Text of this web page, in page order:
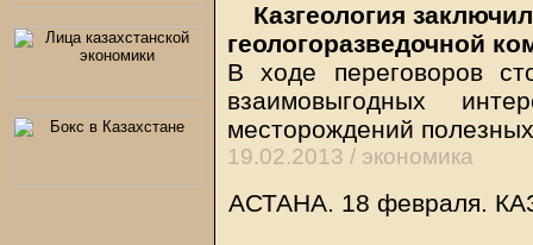
Казгеология
геологоразведочной
В ходе переговоров
взаимовыгодных
месторождений
19.02.2013 / экономика
АСТАНА. 18 февраля.